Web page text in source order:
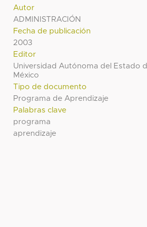
Autor
ADMINISTRACIÓN
Fecha de publicación
2003
Editor
Universidad Autónoma del Estado
México
Tipo de documento
Programa de Aprendizaje
Palabras clave
programa
aprendizaje